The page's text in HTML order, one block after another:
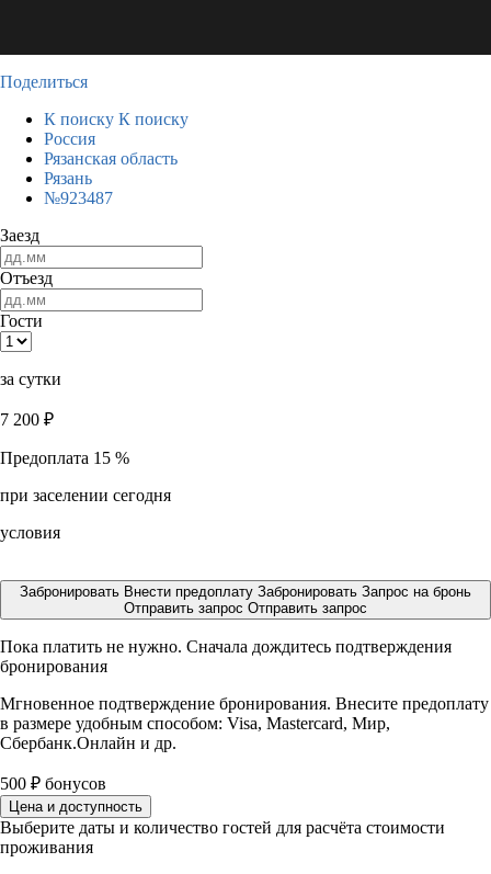
Поделиться
К поиску К поиску
Россия
Рязанская область
Рязань
№923487
Заезд
Отъезд
Гости
за сутки
7 200 ₽
Предоплата 15 %
при заселении сегодня
условия
Забронировать Внести предоплату Забронировать Запрос на бронь
Отправить запрос Отправить запрос
Пока платить не нужно. Сначала дождитесь подтверждения
бронирования
Мгновенное подтверждение бронирования. Внесите предоплату
в размере удобным способом: Visa, Mastercard, Мир,
Сбербанк.Онлайн и др.
500 ₽ бонусов
Цена и доступность
Выберите даты и количество гостей для расчёта стоимости
проживания